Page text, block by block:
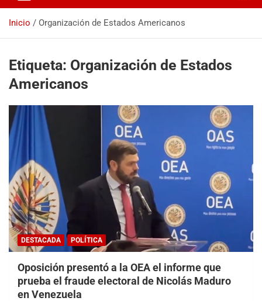
Inicio Organización de Estados Americanos
Etiqueta: Organización de Estados
Americanos
DESTACADA POLÍTICA
Oposición presentó a la OEA el informe que
prueba el fraude electoral de Nicolás Maduro
en Venezuela